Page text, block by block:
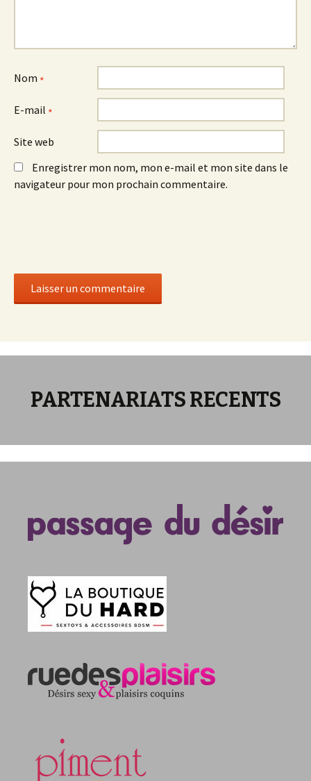
Nom *
E-mail *
Site web
Enregistrer mon nom, mon e-mail et mon site dans le
navigateur pour mon prochain commentaire.
PARTENARIATS RECENTS